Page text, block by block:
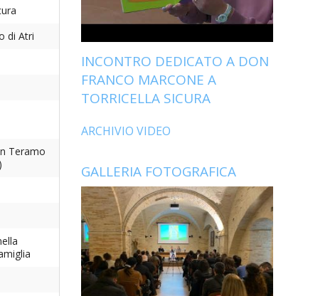
di Atri
Teramo
INCONTRO DEDICATO A DON
FRANCO MARCONE A
TORRICELLA SICURA
ARCHIVIO VIDEO
GALLERIA FOTOGRAFICA